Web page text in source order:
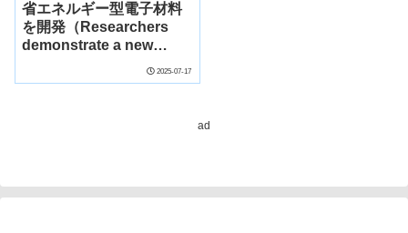
省エネルギー型電子材料
を開発（Researchers
demonstrate a new
consumption of
2025-07-17
ad